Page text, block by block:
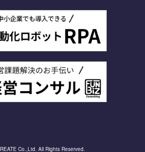
Co.,Ltd. All Rights Reserved.